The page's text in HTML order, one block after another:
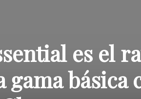
es el
gama básica